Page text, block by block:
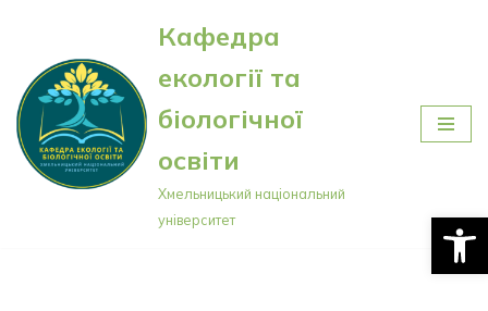
Перейти
до
вмісту
Кафедра
екології та
біологічної
освіти
Хмельницький національний
університет